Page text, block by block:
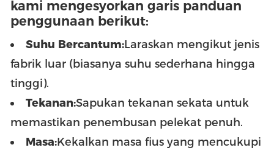
kami mengesyorkan garis panduan
penggunaan berikut:
Suhu Bercantum:Laraskan mengikut jenis
fabrik luar (biasanya suhu sederhana hingga
tinggi).
Tekanan:Sapukan tekanan sekata untuk
memastikan penembusan pelekat penuh.
Masa:Kekalkan masa fius yang mencukupi